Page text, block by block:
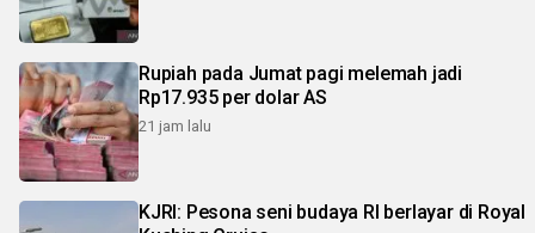
Rupiah pada Jumat pagi melemah jadi
Rp17.935 per dolar AS
21 jam lalu
KJRI: Pesona seni budaya RI berlayar di Royal